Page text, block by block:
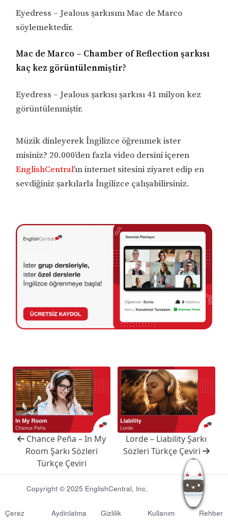
Eyedress – Jealous şarkısını Mac de Marco
söylemektedir.
Mac de Marco – Chamber of Reflection şarkısı
kaç kez görüntülenmiştir?
Eyedress – Jealous şarkısı şarkısı 41 milyon kez
görüntülenmiştir.
Müzik dinleyerek İngilizce öğrenmek ister
misiniz? 20.000’den fazla video dersini içeren
EnglishCentral’ın internet sitesini ziyaret edip en
sevdiğiniz şarkılarla İngilizce çalışabilirsiniz.
Chance Peña – In My
Room Şarkı Sözleri
Türkçe Çeviri
Lorde – Liability Şarkı
Sözleri Türkçe Çeviri
Copyright © 2025 EnglishCentral, Inc.
Çerez
Aydinlatma
Gizlilik
Kullanım
Rehber